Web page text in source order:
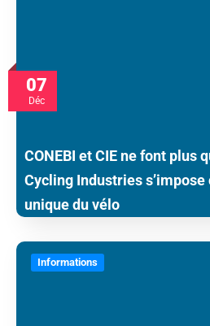
07
Déc
CONEBI et CIE ne font plus
Cycling Industries
unique du vélo
Informations